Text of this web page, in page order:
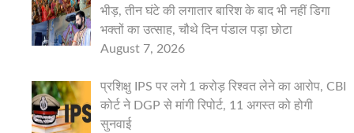
भीड़, तीन घंटे की लगातार बारिश के बाद भी नहीं डिगा
भक्तों का उत्साह, चौथे दिन पंडाल पड़ा छोटा
August 7, 2026
प्रशिक्षु IPS पर लगे 1 करोड़ रिश्वत लेने का आरोप, CBI
कोर्ट ने DGP से मांगी रिपोर्ट, 11 अगस्त को होगी
सुनवाई